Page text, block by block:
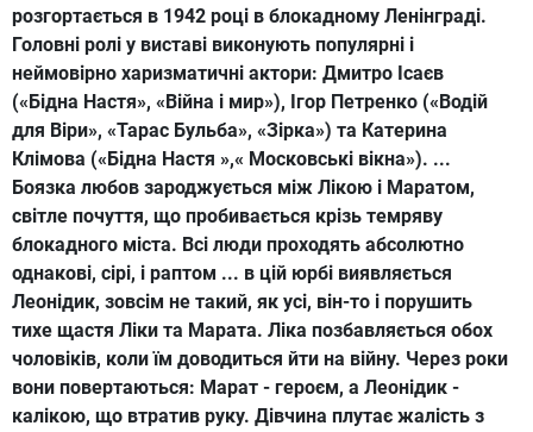
розгортається в 1942 році в блокадному Ленінграді.
Головні ролі у виставі виконують популярні і
неймовірно харизматичні актори: Дмитро Ісаєв
(«Бідна Настя», «Війна і мир»), Ігор Петренко («Водій
для Віри», «Тарас Бульба», «Зірка») та Катерина
Клімова («Бідна Настя »,« Московські вікна»). ...
Боязка любов зароджується між Лікою і Маратом,
світле почуття, що пробивається крізь темряву
блокадного міста. Всі люди проходять абсолютно
однакові, сірі, і раптом ... в цій юрбі виявляється
Леонідик, зовсім не такий, як усі, він-то і порушить
тихе щастя Ліки та Марата. Ліка позбавляється обох
чоловіків, коли їм доводиться йти на війну. Через роки
вони повертаються: Марат - героєм, а Леонідик -
калікою, що втратив руку. Дівчина плутає жалість з